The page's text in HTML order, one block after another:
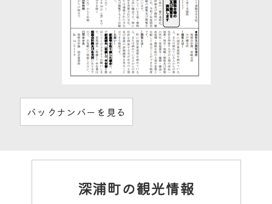
バックナンバーを見る